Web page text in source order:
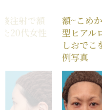
注射で額
20代女性
額~こめ
型ヒアル
しおでこ
例写真